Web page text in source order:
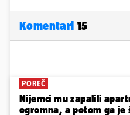
Komentari 15
POREČ
Nijemci mu zapalili
ogromna, a potom ga je